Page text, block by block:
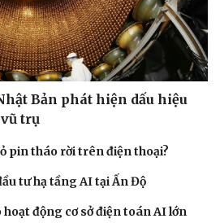
Bản phát hiện dấu hiệu
trụ
pin tháo rời trên điện thoại?
tư hạ tầng AI tại Ấn Độ
động cơ sở điện toán AI lớn